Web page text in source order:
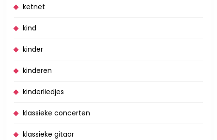
ketnet
kind
kinder
kinderen
kinderliedjes
klassieke concerten
klassieke gitaar